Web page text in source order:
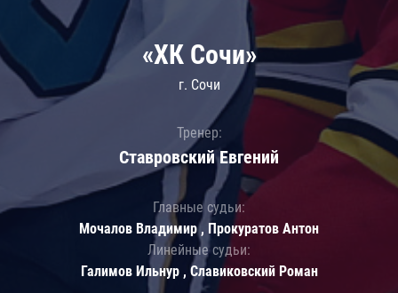
«ХК Сочи»
г. Сочи
Тренер:
Ставровский Евгений
Главные судьи:
Мочалов Владимир , Прокуратов Антон
Линейные судьи:
Галимов Ильнур , Славиковский Роман